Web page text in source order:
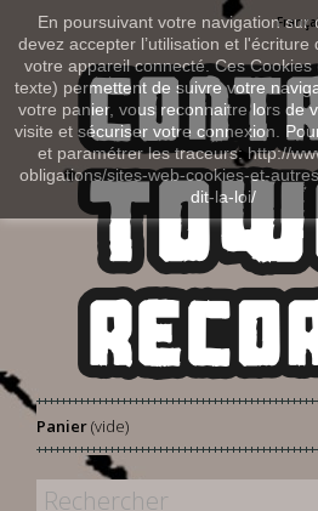
En poursuivant votre navigation sur
devez accepter l’utilisation et l'écriture
votre appareil connecté. Ces Cookies
texte) permettent de suivre votre
votre panier, vous reconnaitre lors de
visite et sécuriser votre connexion.
et paramétrer les traceurs: http://
obligations/sites-web-cookies-et-
dit-la-loi/
Panier(vide)